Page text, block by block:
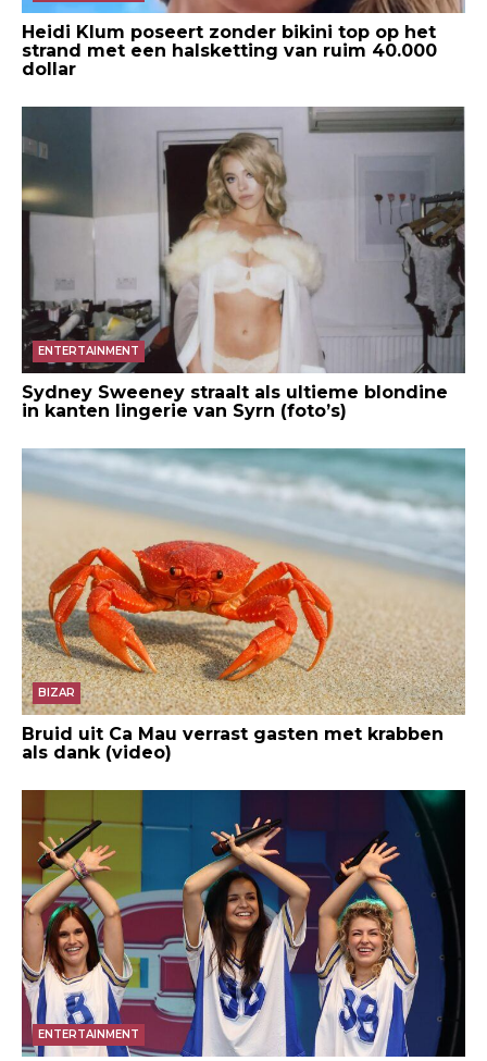
Heidi Klum poseert zonder bikini top op het
strand met een halsketting van ruim 40.000
dollar
ENTERTAINMENT
Sydney Sweeney straalt als ultieme blondine
in kanten lingerie van Syrn (foto’s)
BIZAR
Bruid uit Ca Mau verrast gasten met krabben
als dank (video)
ENTERTAINMENT